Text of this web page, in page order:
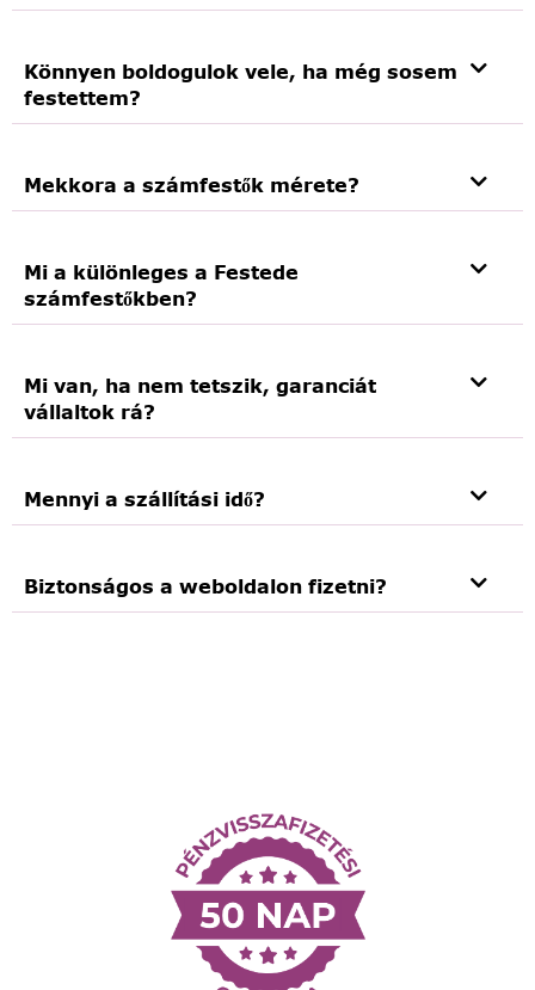
Könnyen boldogulok vele, ha még sosem
festettem?
Mekkora a számfestők mérete?
Mi a különleges a Festede
számfestőkben?
Mi van, ha nem tetszik, garanciát
vállaltok rá?
Mennyi a szállítási idő?
Biztonságos a weboldalon fizetni?